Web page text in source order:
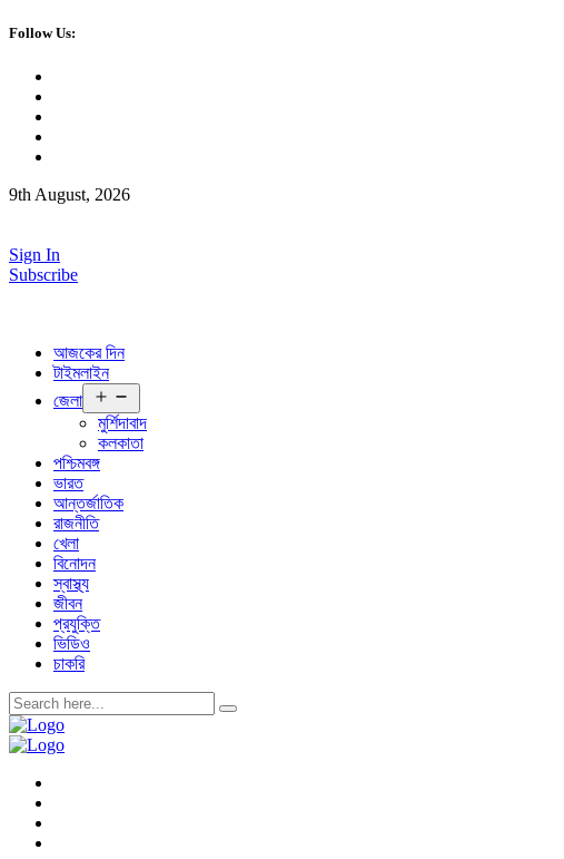
Follow Us:
9th August, 2026
Sign In
Subscribe
আজকের দিন
টাইমলাইন
জেলা
menu
মুর্শিদাবাদ
কলকাতা
পশ্চিমবঙ্গ
ভারত
আন্তর্জাতিক
রাজনীতি
খেলা
বিনোদন
স্বাস্থ্য
জীবন
প্রযুক্তি
ভিডিও
চাকরি